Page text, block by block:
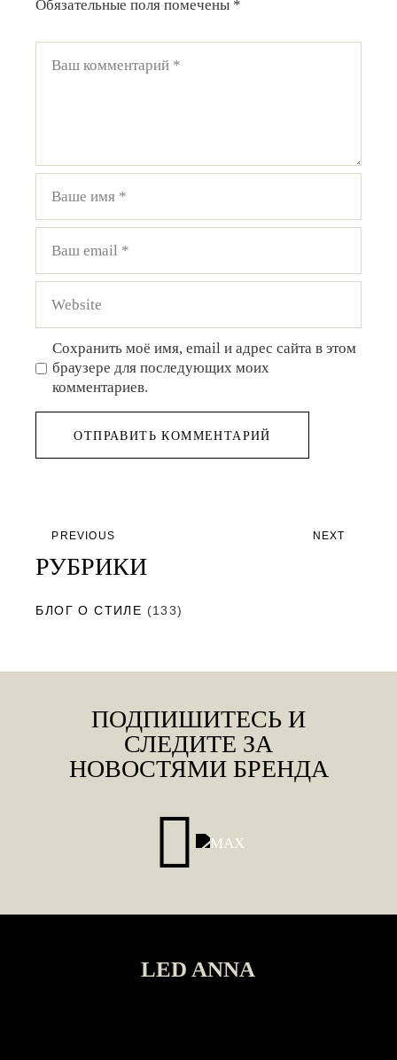
Обязательные поля помечены *
Сохранить моё имя, email и адрес сайта в этом
браузере для последующих моих
комментариев.
ОТПРАВИТЬ КОММЕНТАРИЙ
PREVIOUS NEXT
РУБРИКИ
БЛОГ О СТИЛЕ (133)
ПОДПИШИТЕСЬ И
СЛЕДИТЕ ЗА
НОВОСТЯМИ БРЕНДА
LED ANNA